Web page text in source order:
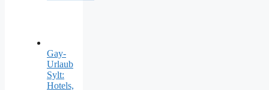
Gay-
Urlaub
Sylt:
Hotels,